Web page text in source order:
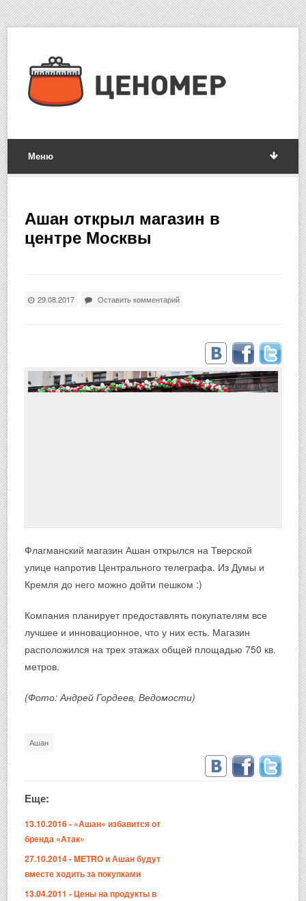
Меню
Ашан открыл магазин в
центре Москвы
29.08.2017 Оставить комментарий
Флагманский магазин Ашан открылся на Тверской
улице напротив Центрального телеграфа. Из Думы и
Кремля до него можно дойти пешком :)
Компания планирует предоставлять покупателям все
лучшее и инновационное, что у них есть. Магазин
расположился на трех этажах общей площадью 750 кв.
метров.
(Фото: Андрей Гордеев, Ведомости)
Ашан
Еще:
13.10.2016 - «Ашан» избавится от
бренда «Атак»
27.10.2014 - METRO и Ашан будут
вместе ходить за покупками
13.04.2011 - Цены на продукты в